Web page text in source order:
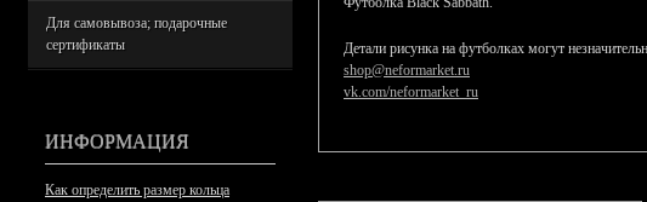
Для самовывоза; подарочные
сертификаты
ИНФОРМАЦИЯ
Как определить размер кольца
Детали рисунка на футболках могут
shop@neformarket.ru
vk.com/neformarket_ru